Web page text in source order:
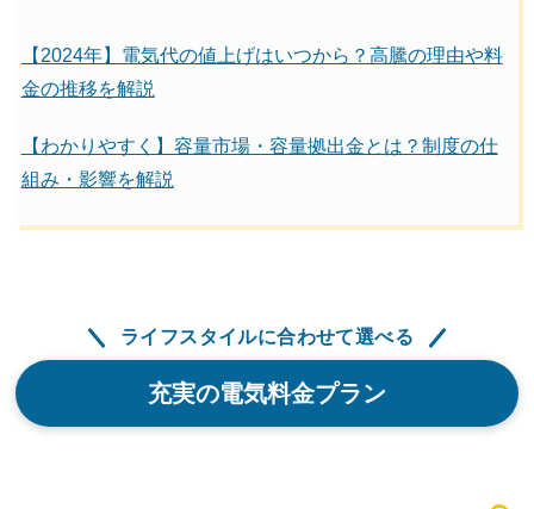
【2024年】電気代の値上げはいつから？高騰の理由や料
金の推移を解説
【わかりやすく】容量市場・容量拠出金とは？制度の仕
組み・影響を解説
ライフスタイルに合わせて選べる
充実の電気料金プラン